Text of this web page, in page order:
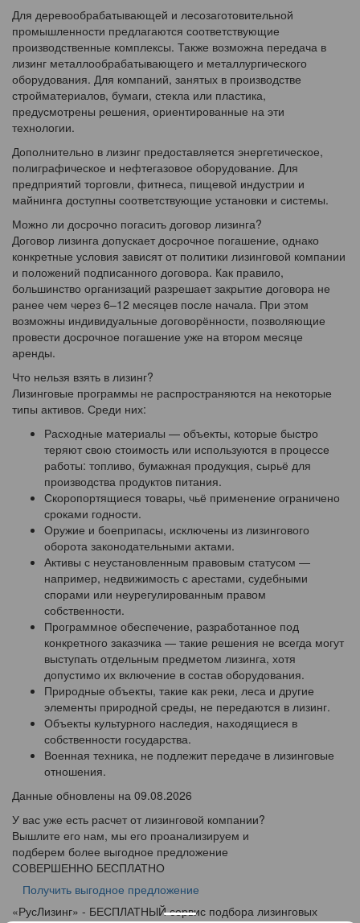
Для деревообрабатывающей и лесозаготовительной
промышленности предлагаются соответствующие
производственные комплексы. Также возможна передача в
лизинг металлообрабатывающего и металлургического
оборудования. Для компаний, занятых в производстве
стройматериалов, бумаги, стекла или пластика,
предусмотрены решения, ориентированные на эти
технологии.
Дополнительно в лизинг предоставляется энергетическое,
полиграфическое и нефтегазовое оборудование. Для
предприятий торговли, фитнеса, пищевой индустрии и
майнинга доступны соответствующие установки и системы.
Можно ли досрочно погасить договор лизинга?
Договор лизинга допускает досрочное погашение, однако
конкретные условия зависят от политики лизинговой компании
и положений подписанного договора. Как правило,
большинство организаций разрешает закрытие договора не
ранее чем через 6–12 месяцев после начала. При этом
возможны индивидуальные договорённости, позволяющие
провести досрочное погашение уже на втором месяце
аренды.
Что нельзя взять в лизинг?
Лизинговые программы не распространяются на некоторые
типы активов. Среди них:
Расходные материалы — объекты, которые быстро
теряют свою стоимость или используются в процессе
работы: топливо, бумажная продукция, сырьё для
производства продуктов питания.
Скоропортящиеся товары, чьё применение ограничено
сроками годности.
Оружие и боеприпасы, исключены из лизингового
оборота законодательными актами.
Активы с неустановленным правовым статусом —
например, недвижимость с арестами, судебными
спорами или неурегулированным правом
собственности.
Программное обеспечение, разработанное под
конкретного заказчика — такие решения не всегда могут
выступать отдельным предметом лизинга, хотя
допустимо их включение в состав оборудования.
Природные объекты, такие как реки, леса и другие
элементы природной среды, не передаются в лизинг.
Объекты культурного наследия, находящиеся в
собственности государства.
Военная техника, не подлежит передаче в лизинговые
отношения.
Данные обновлены на 09.08.2026
У вас уже есть расчет от лизинговой компании?
Вышлите его нам, мы его проанализируем и
подберем более выгодное предложение
СОВЕРШЕННО БЕСПЛАТНО
Получить выгодное предложение
«РусЛизинг» - БЕСПЛАТНЫЙ сервис подбора лизинговых